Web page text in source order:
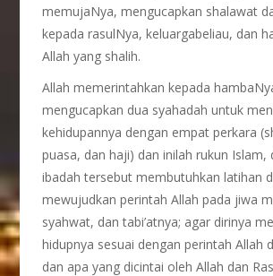
memujaNya, mengucapkan shalawat
kepada rasulNya, keluargabeliau, dan
Allah yang shalih.
Allah memerintahkan kepada
mengucapkan dua syahadah untuk
kehidupannya dengan empat perkara
puasa, dan haji) dan inilah rukun Islam,
ibadah tersebut membutuhkan latihan
mewujudkan perintah Allah pada jiwa
syahwat, dan tabi’atnya; agar dirinya
hidupnya sesuai dengan perintah Allah
dan apa yang dicintai oleh Allah dan